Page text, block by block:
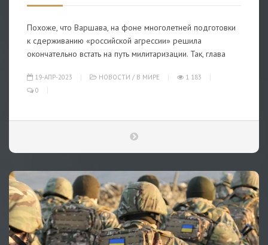
Похоже, что Варшава, на фоне многолетней подготовки
к сдерживанию «российской агрессии» решила
окончательно встать на путь милитаризации. Так, глава
19-АПР-2023 НОВОСТИ / В МИРЕ
1 183
0